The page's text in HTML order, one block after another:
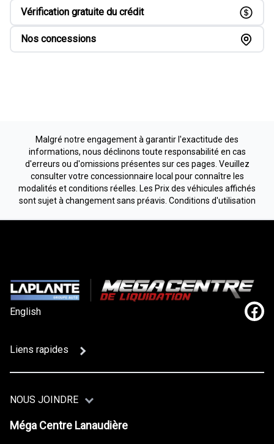
Vérification gratuite du crédit
Nos concessions
Malgré notre engagement à garantir l'exactitude des
informations, nous déclinons toute responsabilité en cas
d'erreurs ou d'omissions présentes sur ces pages. Veuillez
consulter votre concessionnaire local pour connaître les
modalités et conditions réelles. Les Prix des véhicules affichés
sont sujet à changement sans préavis. Conditions d'utilisation
English
Liens rapides
NOUS JOINDRE
Méga Centre Lanaudière